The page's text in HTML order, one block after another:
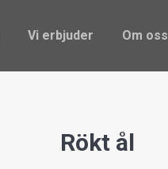
Vi erbjuder Om oss
Rökt ål